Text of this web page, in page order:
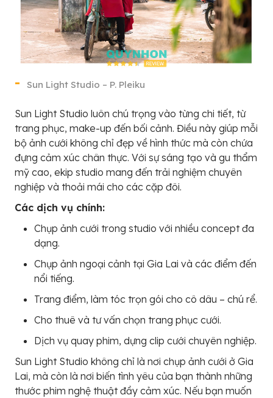
Sun Light Studio – P. Pleiku
Sun Light Studio luôn chú trọng vào từng chi tiết, từ
trang phục, make-up đến bối cảnh. Điều này giúp mỗi
bộ ảnh cưới không chỉ đẹp về hình thức mà còn chứa
đựng cảm xúc chân thực. Với sự sáng tạo và gu thẩm
mỹ cao, ekip studio mang đến trải nghiệm chuyên
nghiệp và thoải mái cho các cặp đôi.
Các dịch vụ chính:
Chụp ảnh cưới trong studio với nhiều concept đa
dạng.
Chụp ảnh ngoại cảnh tại Gia Lai và các điểm đến
nổi tiếng.
Trang điểm, làm tóc trọn gói cho cô dâu – chú rể.
Cho thuê và tư vấn chọn trang phục cưới.
Dịch vụ quay phim, dựng clip cưới chuyên nghiệp.
Sun Light Studio không chỉ là nơi chụp ảnh cưới ở Gia
Lai, mà còn là nơi biến tình yêu của bạn thành những
thước phim nghệ thuật đầy cảm xúc. Nếu bạn muốn